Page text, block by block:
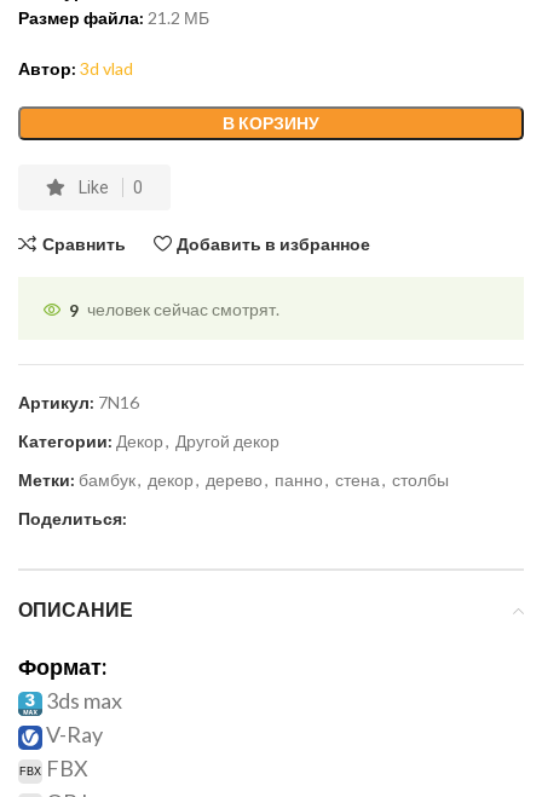
Размер файла: 21.2 МБ
Автор: 3d vlad
В КОРЗИНУ
Like 0
Сравнить Добавить в избранное
9 человек сейчас смотрят.
Артикул: 7N16
Категории: Декор, Другой декор
Метки: бамбук, декор, дерево, панно, стена, столбы
Поделиться:
ОПИСАНИЕ
Формат:
3ds max
V-Ray
FBX